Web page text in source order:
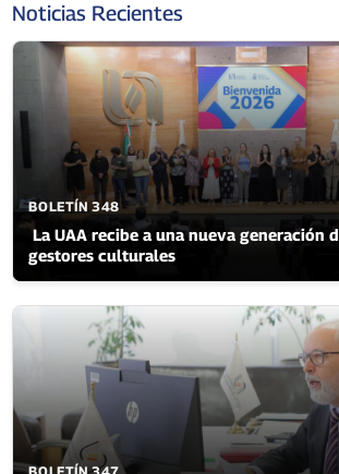
Noticias Recientes
BOLETÍN 348
La UAA recibe a una nueva generación
gestores culturales